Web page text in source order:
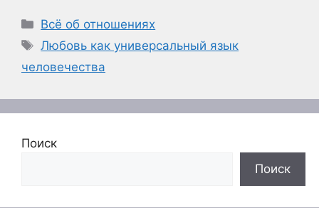
Рубрики
Всё об отношениях
Метки
Любовь как универсальный язык
человечества
Поиск
Поиск